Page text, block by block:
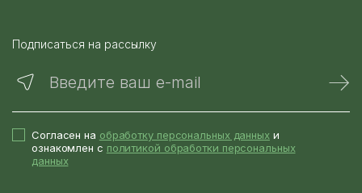
Подписаться на рассылку
Введите ваш e-mail
Согласен на обработку персональных данных и
ознакомлен с политикой обработки персональных
данных